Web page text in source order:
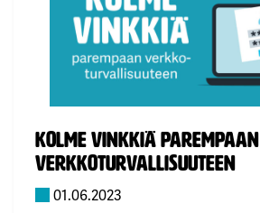
Kolme vinkkiä parempaan
verkkoturvallisuuteen
Julkaistu:
01.06.2023